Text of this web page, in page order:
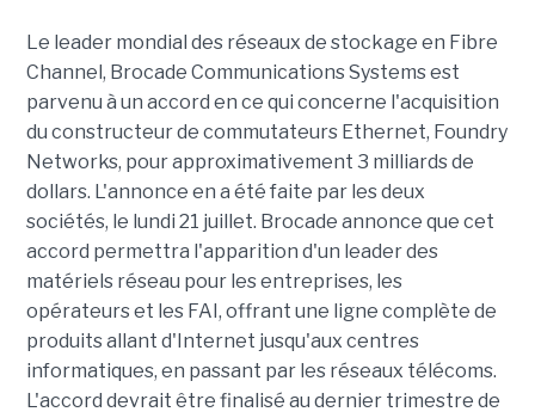
Le leader mondial des réseaux de stockage en Fibre
Channel, Brocade Communications Systems est
parvenu à un accord en ce qui concerne l'acquisition
du constructeur de commutateurs Ethernet, Foundry
Networks, pour approximativement 3 milliards de
dollars. L'annonce en a été faite par les deux
sociétés, le lundi 21 juillet. Brocade annonce que cet
accord permettra l'apparition d'un leader des
matériels réseau pour les entreprises, les
opérateurs et les FAI, offrant une ligne complète de
produits allant d'Internet jusqu'aux centres
informatiques, en passant par les réseaux télécoms.
L'accord devrait être finalisé au dernier trimestre de